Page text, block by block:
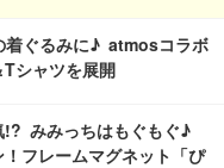
着ぐるみに♪ atmosコラボ
シャツを展開
!? みみっちはもぐもぐ♪
フレームマグネット「ぴ